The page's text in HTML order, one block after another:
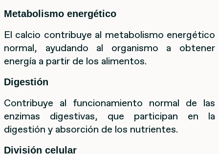
Metabolismo energético
El calcio contribuye al metabolismo energético
normal, ayudando al organismo a obtener
energía a partir de los alimentos.
Digestión
Contribuye al funcionamiento normal de las
enzimas digestivas, que participan en la
digestión y absorción de los nutrientes.
División celular